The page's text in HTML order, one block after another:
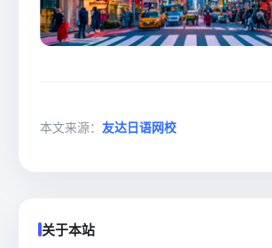
本文来源： 友达日语网校
关于本站